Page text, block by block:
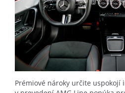
Prémiové nároky určite uspokojí